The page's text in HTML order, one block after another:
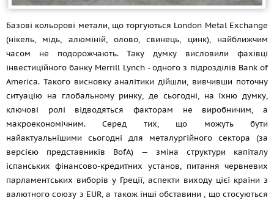
Базові кольорові метали, що торгуються London Metal Exchange
(нікель, мідь, алюміній, олово, свинець, цинк), найближчим
часом не подорожчають. Таку думку висловили фахівці
інвестиційного банку Merrill Lynch - одного з підрозділів Bank of
America. Такого висновку аналітики дійшли, вивчивши поточну
ситуацію на глобальному ринку, де сьогодні, на їхню думку,
ключові ролі відводяться факторам не виробничим, а
макроекономічним. Серед тих, що можуть бути
найактуальнішими сьогодні для металургійного сектора (за
версією представників BofA) — зміна структури капіталу
іспанських фінансово-кредитних установ, питання червневих
парламентських виборів у Греції, аспекти виходу цієї країни з
валютного союзу з EUR, а також інші обставини , що стосуються